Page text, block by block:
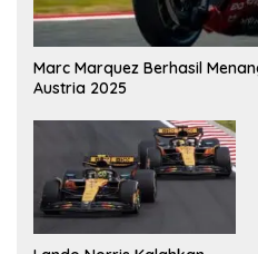
Marc Marquez Berhasil
Austria 2025